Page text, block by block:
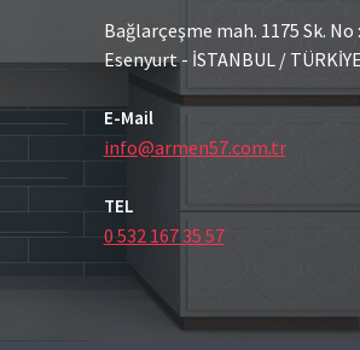
Bağlarçeşme mah. 1175 Sk. No
Esenyurt - İSTANBUL / TÜRKİYE
E-Mail
info@armen57.com.tr
TEL
0 532 167 35 57